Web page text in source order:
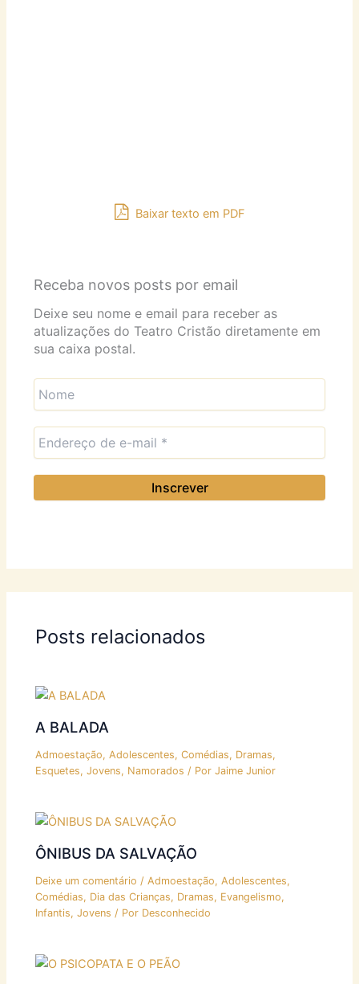
Baixar texto em PDF
Receba novos posts por email
Deixe seu nome e email para receber as
atualizações do Teatro Cristão diretamente em
sua caixa postal.
Posts relacionados
A BALADA
Admoestação,Adolescentes,Comédias, Dramas,
Esquetes,Jovens, Namorados / PorJaime Junior
ÔNIBUS DA SALVAÇÃO
Deixe um comentário /Admoestação,Adolescentes,
Comédias, Dia das Crianças, Dramas, Evangelismo,
Infantis,Jovens / Por Desconhecido